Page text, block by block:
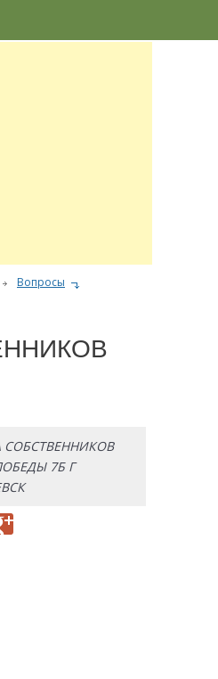
Вопросы
СОБСТВЕННИКОВ
7Б Г